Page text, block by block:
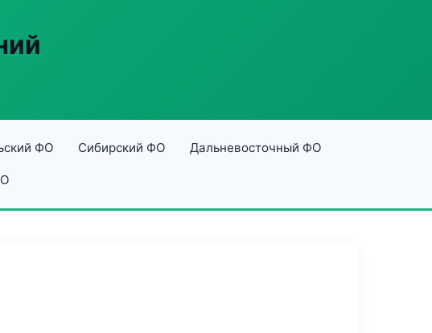
ФО Сибирский ФО Дальневосточный ФО